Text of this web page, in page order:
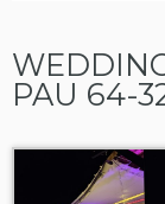
PAU 64-